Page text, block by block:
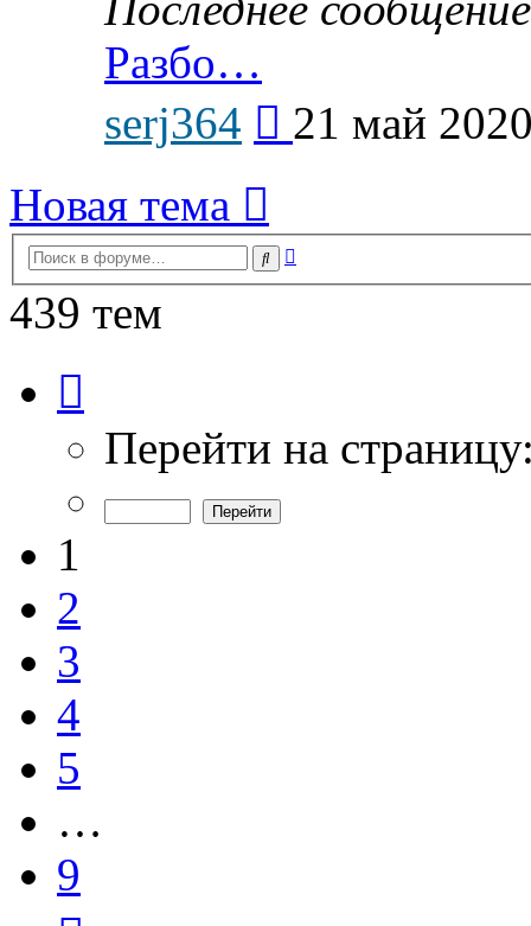
Разбо…
serj364
последнему
21 май
Новая тема
Поиск
439 тем
из
Перейти на
1
2
3
4
5
…
9